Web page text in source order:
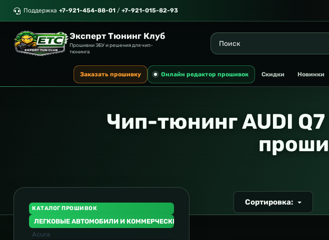
Поддержка +7-921-454-88-01 / +7-921-015-82-93
Эксперт Тюнинг Клуб
Прошивки ЭБУ и решения для чип-
тюнинга
Заказать прошивку Онлайн редактор прошивок Скидки Новинки
Чип-тюнинг AUDI
КАТАЛОГ ПРОШИВОК
ЛЕГКОВЫЕ АВТОМОБИЛИ И КОММЕРЧЕСКИЙ ТРАНСПОРТ
Acura
Сортировка: